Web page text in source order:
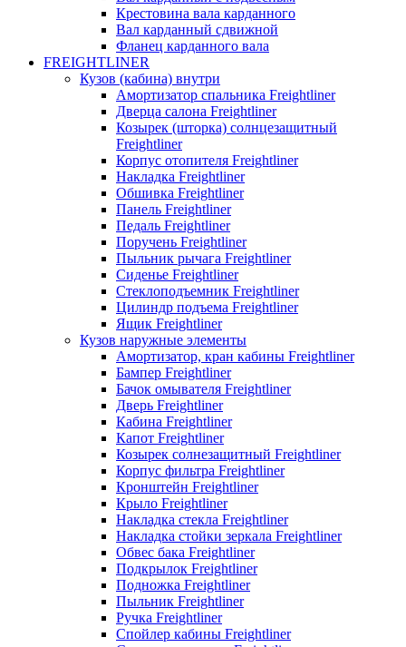
Крестовина вала карданного
Вал карданный сдвижной
Фланец карданного вала
FREIGHTLINER
Кузов (кабина) внутри
Амортизатор спальника Freightliner
Дверца салона Freightliner
Козырек (шторка) солнцезащитный
Freightliner
Корпус отопителя Freightliner
Накладка Freightliner
Обшивка Freightliner
Панель Freightliner
Педаль Freightliner
Поручень Freightliner
Пыльник рычага Freightliner
Сиденье Freightliner
Стеклоподъемник Freightliner
Цилиндр подъема Freightliner
Ящик Freightliner
Кузов наружные элементы
Амортизатор, кран кабины Freightliner
Бампер Freightliner
Бачок омывателя Freightliner
Дверь Freightliner
Кабина Freightliner
Капот Freightliner
Козырек солнезащитный Freightliner
Корпус фильтра Freightliner
Кронштейн Freightliner
Крыло Freightliner
Накладка стекла Freightliner
Накладка стойки зеркала Freightliner
Обвес бака Freightliner
Подкрылок Freightliner
Подножка Freightliner
Пыльник Freightliner
Ручка Freightliner
Спойлер кабины Freightliner